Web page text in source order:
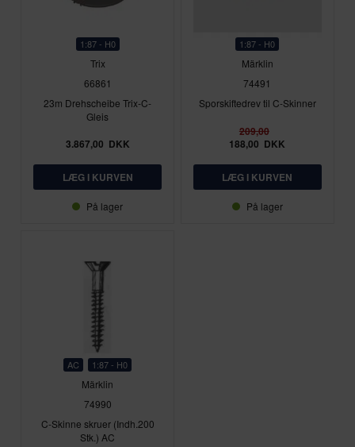
1:87 - H0
Trix
66861
23m Drehscheibe Trix-C-
Gleis
3.867,00 DKK
På lager
1:87 - H0
Märklin
74491
Sporskiftedrev til C-Skinner
209,00
188,00 DKK
På lager
AC 1:87 - H0
Märklin
74990
C-Skinne skruer (Indh.200
Stk.) AC